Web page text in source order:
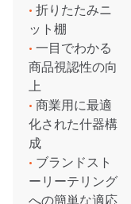
• 折りたたみニ
ット棚
• 一目でわかる
商品視認性の向
上
• 商業用に最適
化された什器構
成
• ブランドスト
ーリーテリング
への簡単な適応